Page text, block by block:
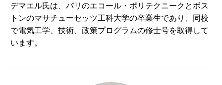
デマエル氏は、パリのエコール・ポリテクニークとボス
トンのマサチューセッツ工科大学の卒業生であり、同校
で電気工学、技術、政策プログラムの修士号を取得して
います。